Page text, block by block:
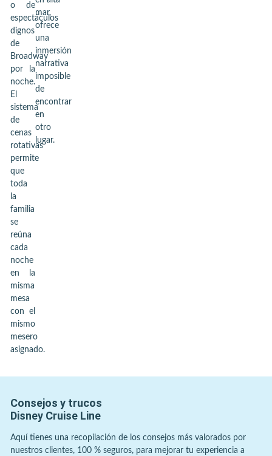
o de
espectáculos
dignos
de
Broadway
por la
noche.
El
sistema
de
cenas
rotativas
permite
que
toda
la
familia
se
reúna
cada
noche
en la
misma
mesa
con el
mismo
mesero
asignado.
mar,
ofrece
una
inmersión
narrativa
imposible
de
encontrar
en
otro
lugar.
Consejos y trucos
Disney Cruise Line
Aquí tienes una recopilación de los consejos más valorados por
nuestros clientes, 100 % seguros, para mejorar tu experiencia a